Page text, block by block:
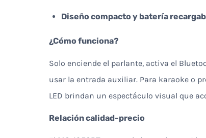
Diseño compacto y batería
¿Cómo funciona?
Solo enciende el parlante, activa el
usar la entrada auxiliar. Para karaoke o
LED brindan un espectáculo visual que
Relación calidad-precio